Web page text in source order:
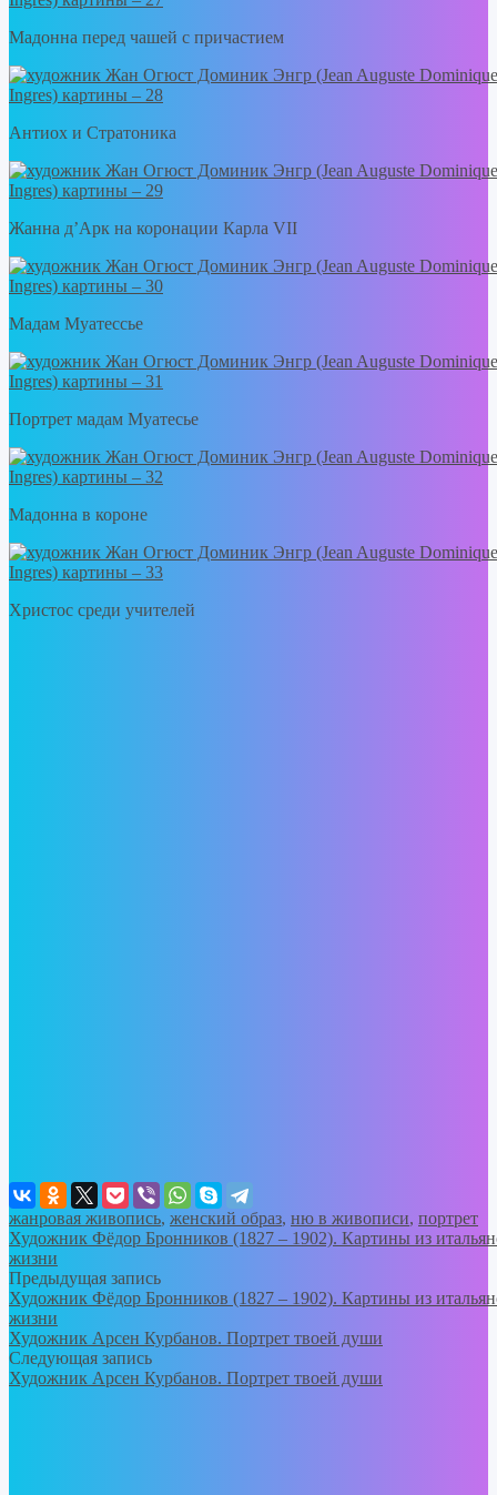
Мадонна перед чашей с причастием
Антиох и Стратоника
Жанна д’Арк на коронации Карла VII
Мадам Муатессье
Портрет мадам Муатесье
Мадонна в короне
Христос среди учителей
жанровая живопись, женский образ, ню в живописи, портрет
Художник Фёдор Бронников (1827 – 1902). Картины из
жизни
Предыдущая запись
Художник Фёдор Бронников (1827 – 1902). Картины из
жизни
Художник Арсен Курбанов. Портрет твоей души
Следующая запись
Художник Арсен Курбанов. Портрет твоей души